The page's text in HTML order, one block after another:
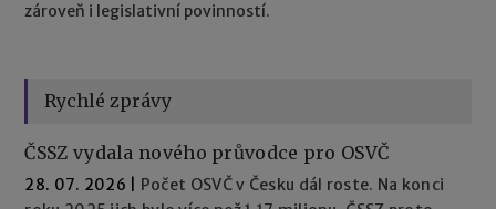
zároveň i legislativní povinností.
Rychlé zprávy
ČSSZ vydala nového průvodce pro OSVČ
28. 07. 2026
Počet OSVČ v Česku dál roste. Na konci